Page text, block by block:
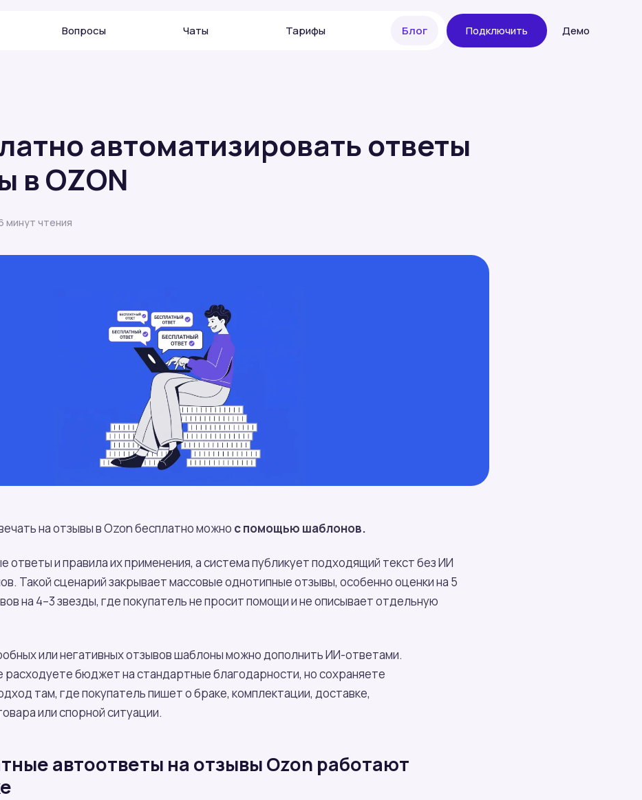
Вопросы Чаты Тарифы Блог Подключить Демо
автоматизировать ответы
в OZON
минут чтения
на отзывы в Ozon бесплатно можно с помощью шаблонов.
ответы и правила их применения, а система публикует подходящий текст без ИИ
Такой сценарий закрывает массовые однотипные отзывы, особенно оценки на 5
на 4–3 звезды, где покупатель не просит помощи и не описывает отдельную
или негативных отзывов шаблоны можно дополнить ИИ-ответами.
расходуете бюджет на стандартные благодарности, но сохраняете
там, где покупатель пишет о браке, комплектации, доставке,
или спорной ситуации.
автоответы на отзывы Ozon работают